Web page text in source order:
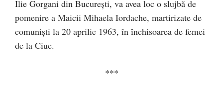
Ilie Gorgani din Bucureşti, va avea loc o slujbă de
pomenire a Maicii Mihaela Iordache, martirizate de
comunişti la 20 aprilie 1963, în închisoarea de femei
de la Ciuc.
***